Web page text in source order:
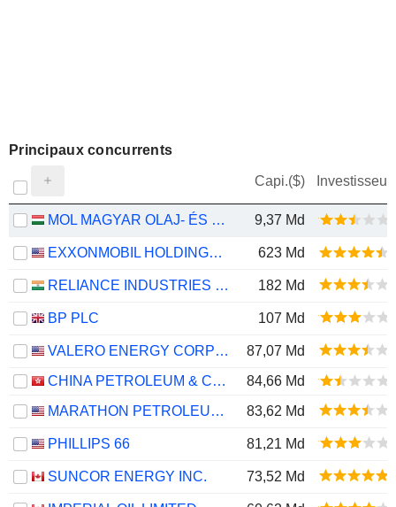
Principaux concurrents
Capi.($) Investisseur
MOL MAGYAR OLAJ- ÉS GÁZIPARI NYRT 9,37 Md
EXXONMOBIL HOLDINGS CORPORATION 623 Md
RELIANCE INDUSTRIES LTD 182 Md
BP PLC 107 Md
VALERO ENERGY CORPORATION
87,07 Md
CHINA PETROLEUM & CHEMICAL CORPORATION
84,66 Md
MARATHON PETROLEUM CORPORATION
83,62 Md
PHILLIPS 66 81,21 Md
SUNCOR ENERGY INC. 73,52 Md